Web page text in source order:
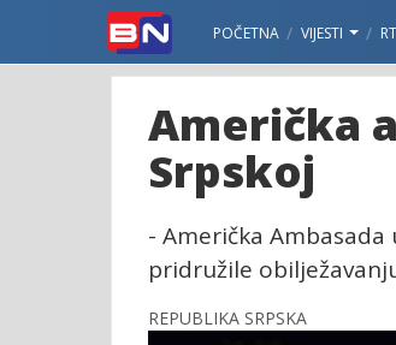
POČETNA VIJESTI
Američka
Srpskoj
- Američka
pridružile
REPUBLIKA SRPSKA